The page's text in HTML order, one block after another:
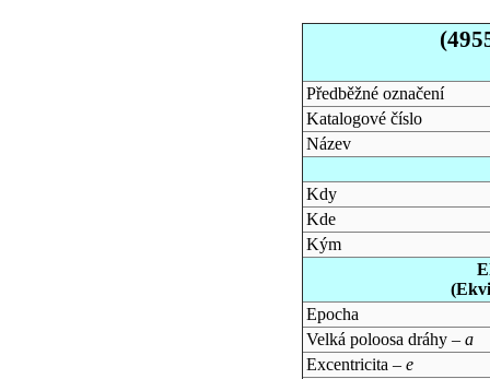
Předběžné označení
Katalogové číslo
Název
Kdy
Kde
Kým
Epocha
Velká poloosa dráhy – a
Excentricita – e